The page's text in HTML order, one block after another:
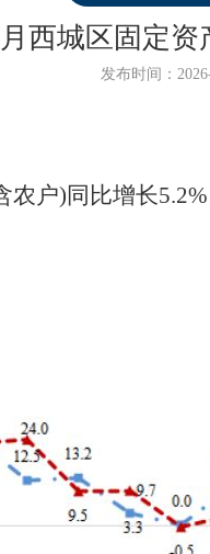
西城区固定
发布时间：
农户)同比增长5.2